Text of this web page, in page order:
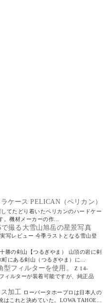
ケース PELICAN（ペリカン）
てたどり着いたペリカンのハードケー
。機材メーカーの作...
撮る大雪山旭岳の星景写真
写レビュー 今季ラストとなる雪山登
勝の剣山【つるぎやま） 山頂の岩に剣
にある剣山（つるぎやま）に...
フィルターを使用。
Z 14-
ィルターが装着可能ですが、純正品
加工 ローバータホープロは日本人の
これと決めていた。LOWA TAHOE...